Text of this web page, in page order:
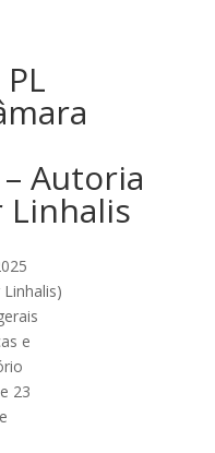
Autoria
Linhalis
e
23